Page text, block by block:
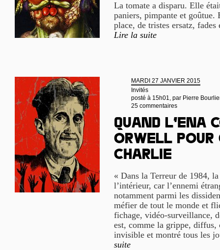
La tomate a disparu. Elle
paniers, pimpante et
place, de tristes ersatz,
Lire la suite
MARDI 27 JANVIER 2015
Invités
posté à 15h01, par Pierre
25 commentaires
Quand l’ENA
Orwell pour
Charlie
« Dans la Terreur de 1984,
l’intérieur, car l’ennemi
notamment parmi les
méfier de tout le monde et
fichage, vidéo-surveillance,
est, comme la grippe, diffus,
invisible et montré tous les
suite